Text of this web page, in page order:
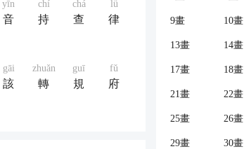
yīn
音
chí
持
chá
查
lǜ
律
gāi
該
zhuǎn
轉
guī
規
fǔ
府
9畫 10畫
13畫 14畫
17畫 18畫
21畫 22畫
25畫 26畫
29畫 30畫